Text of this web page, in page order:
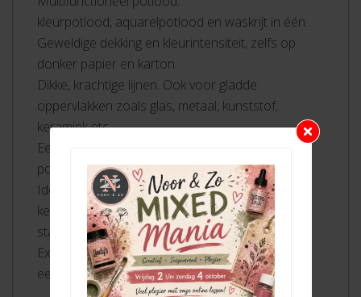
kleurpotlood, aquarelpotlood en waskrijt in één.
Geweldige dekking en kleurintensiteit, zelfs op
donker papier en karton.
Dikke, krachtige lijnen. Ook voor gladde
oppervlakken zoals glas, metaal, kunststof,
keramiek etc.
Eenvoudig met water te verwijderen van niet-
poreuze gladde oppervlakken zoals glas.
Ideaal voor het inkleuren van grote vlakken. XXL
kern (10 mm) bevat acht keer zoveel kleur als
standaard kleurpotloden.
Extra dikke, robuuste en onbreekbare kern met
een diameter van 10 mm